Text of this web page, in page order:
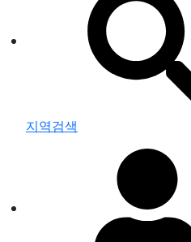
지역검색